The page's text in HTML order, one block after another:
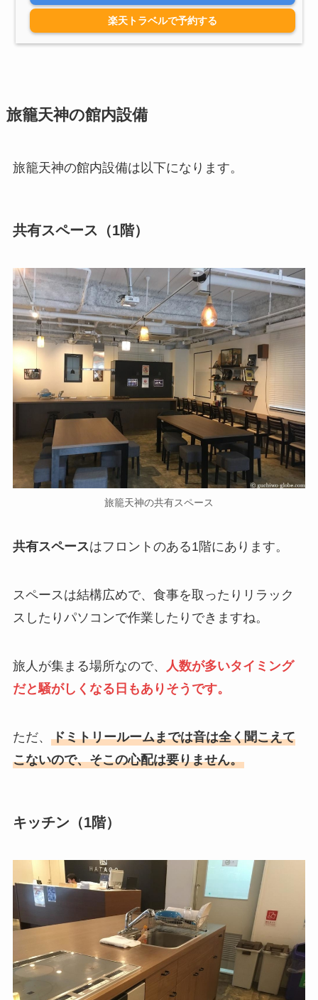
楽天トラベルで予約する
旅籠天神の館内設備
旅籠天神の館内設備は以下になります。
共有スペース（1階）
旅籠天神の共有スペース
共有スペースはフロントのある1階にあります。
スペースは結構広めで、食事を取ったりリラック
スしたりパソコンで作業したりできますね。
旅人が集まる場所なので、
人数が多いタイミング
だと騒がしくなる日もありそうです。
ただ、 ドミトリールームまでは音は全く聞こえて
こないので、そこの心配は要りません。
キッチン（1階）